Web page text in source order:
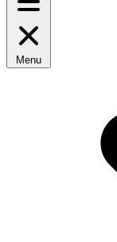
Menu